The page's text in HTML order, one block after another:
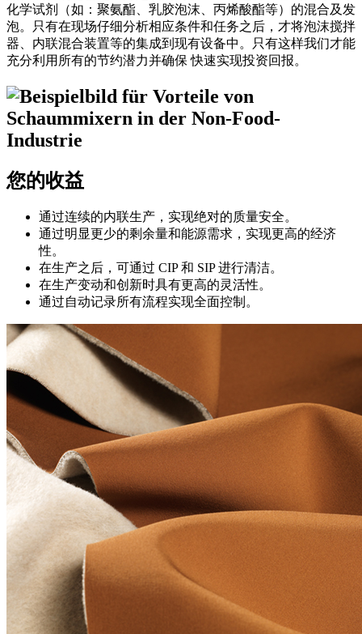
化学试剂（如：聚氨酯、乳胶泡沫、丙烯酸酯等）的混合及发
泡。只有在现场仔细分析相应条件和任务之后，才将泡沫搅拌
器、内联混合装置等的集成到现有设备中。只有这样我们才能
充分利用所有的节约潜力并确保 快速实现投资回报。
您的收益
通过连续的内联生产，实现绝对的质量安全。
通过明显更少的剩余量和能源需求，实现更高的经济
性。
在生产之后，可通过 CIP 和 SIP 进行清洁。
在生产变动和创新时具有更高的灵活性。
通过自动记录所有流程实现全面控制。